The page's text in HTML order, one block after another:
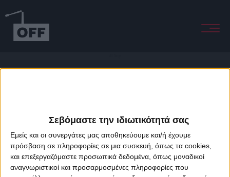
Σεβόμαστε την ιδιωτικότητά σας
Εμείς και οι συνεργάτες μας αποθηκεύουμε και/ή έχουμε
πρόσβαση σε πληροφορίες σε μια συσκευή, όπως τα cookies,
και επεξεργαζόμαστε προσωπικά δεδομένα, όπως μοναδικοί
αναγνωριστικοί και προσαρμοσμένες πληροφορίες που
About Offradio Business Class Terms & Conditions
Privacy Policy